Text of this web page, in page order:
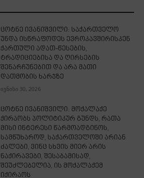
ცოტნე ივანიშვილი: საქართველო
უნდა ისწრაფოდეს ევროკავშირისკენ
ქართული ადათ-წესების,
ტრადიციებისა და ღირსების
შენარჩუნებით და არა მათი
დათმობის ხარჯზე
ივნისი 30, 2026
ცოტნე ივანიშვილი: მოქალაქე
ქირაობს პოლიტიკურ გუნდს, რათა
მისი ინტერესი წარმოადგინოს,
სამწუხაროდ, საქართველოში არიან
ძალები, ვინც სხვის მიერ არის
ნაქირავები, შესაბამისად,
შეუძლებელია, ის მოქალაქემ
იქირაოს